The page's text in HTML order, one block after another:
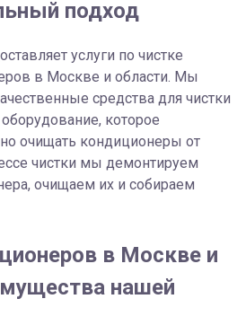
подход
услуги по чистке
в Москве и области. Мы
средства для чистки
которое
очищать кондиционеры от
чистки мы демонтируем
очищаем их и собираем
в Москве и
нашей